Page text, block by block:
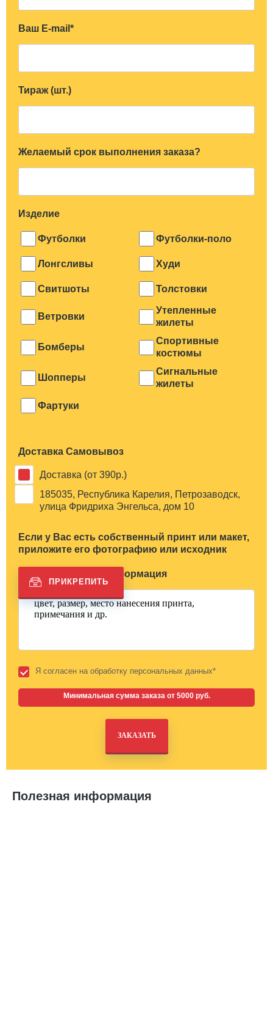
Ваш E-mail*
Тираж (шт.)
Желаемый срок выполнения заказа?
Изделие
Футболки Футболки-поло
Лонгсливы Худи
Свитшоты Толстовки
Ветровки
Утепленные
жилеты
Бомберы
Спортивные
костюмы
Шопперы
Сигнальные
жилеты
Фартуки
Доставка Самовывоз
Доставка (от 390р.)
185035, Республика Карелия, Петрозаводск,
улица Фридриха Энгельса, дом 10
Если у Вас есть собственный принт или макет,
приложите его фотографию или исходник
Дополнительная информация
Я согласен на обработку персональных данных*
Минимальная сумма заказа от 5000 руб.
Полезная информация